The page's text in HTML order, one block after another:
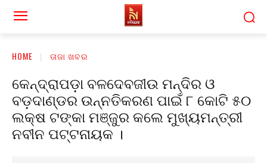
HOME ତାଜା ଖବର
କେନ୍ଦ୍ରାପଡ଼ା ବଳଦେବଜୀଉ ମନ୍ଦିର ଓ
ବଡ଼ଦାଣ୍ଡର ଉନ୍ନତିକରଣ ପାଇଁ ୮ କୋଟି ୫୦
ଲକ୍ଷ ଟଙ୍କା ମଞ୍ଜୁର କଲେ ମୁଖ୍ୟମନ୍ତ୍ରୀ
ନବୀନ ପଟ୍ଟନାୟକ ।